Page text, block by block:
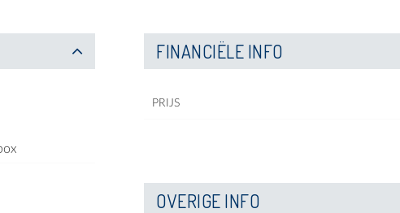
FINANCIËLE INFO
PRIJS
OVERIGE INFO